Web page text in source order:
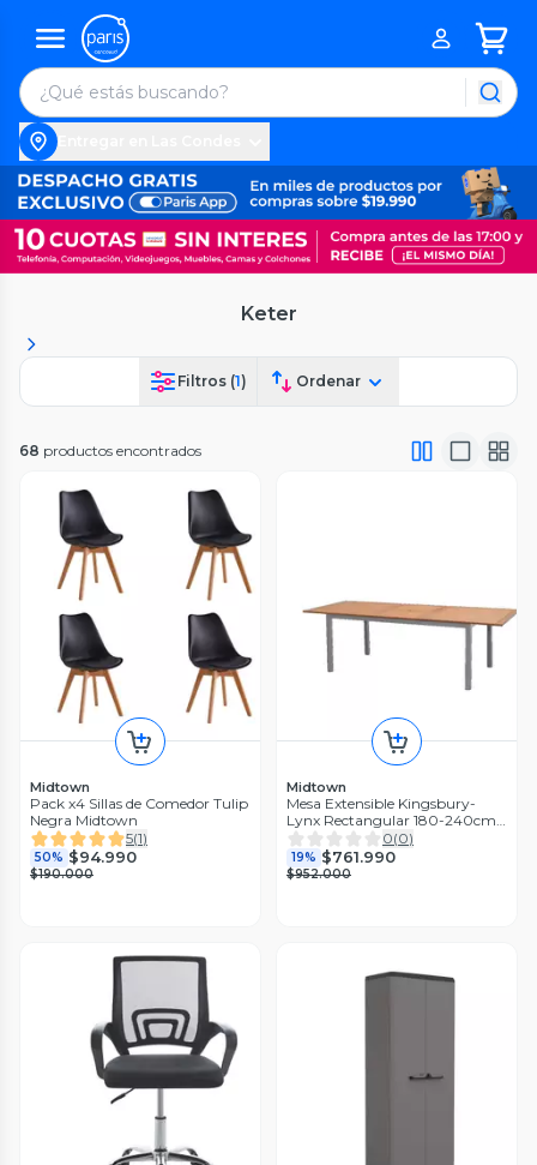
Keter
Filtros (1) Ordenar
68 productos encontrados
Midtown
Pack x4 Sillas de Comedor Tulip
Negra Midtown
5(1)
50% $94.990
$190.000
Midtown
Mesa Extensible Kingsbury-
Lynx Rectangular 180-240cm
Midtown
0(0)
19% $761.990
$952.000